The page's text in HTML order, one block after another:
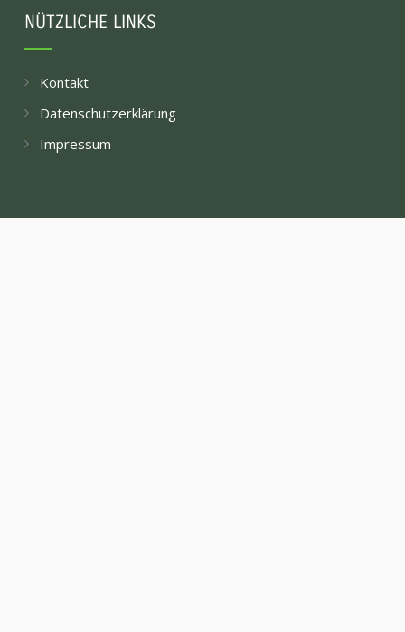
NÜTZLICHE LINKS
Kontakt
Datenschutzerklärung
Impressum